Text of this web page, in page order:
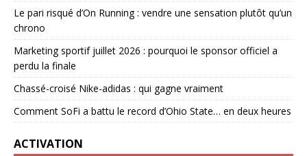
Le pari risqué d’On Running : vendre une sensation plutôt qu’un
chrono
Marketing sportif juillet 2026 : pourquoi le sponsor officiel a
perdu la finale
Chassé-croisé Nike-adidas : qui gagne vraiment
Comment SoFi a battu le record d’Ohio State… en deux heures
ACTIVATION